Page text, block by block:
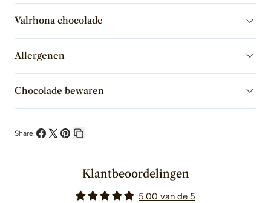
Flakes
Valrhona chocolade
Allergenen
Chocolade bewaren
Share:
PinterestKlantbeoordelingen
5.00 van de 5